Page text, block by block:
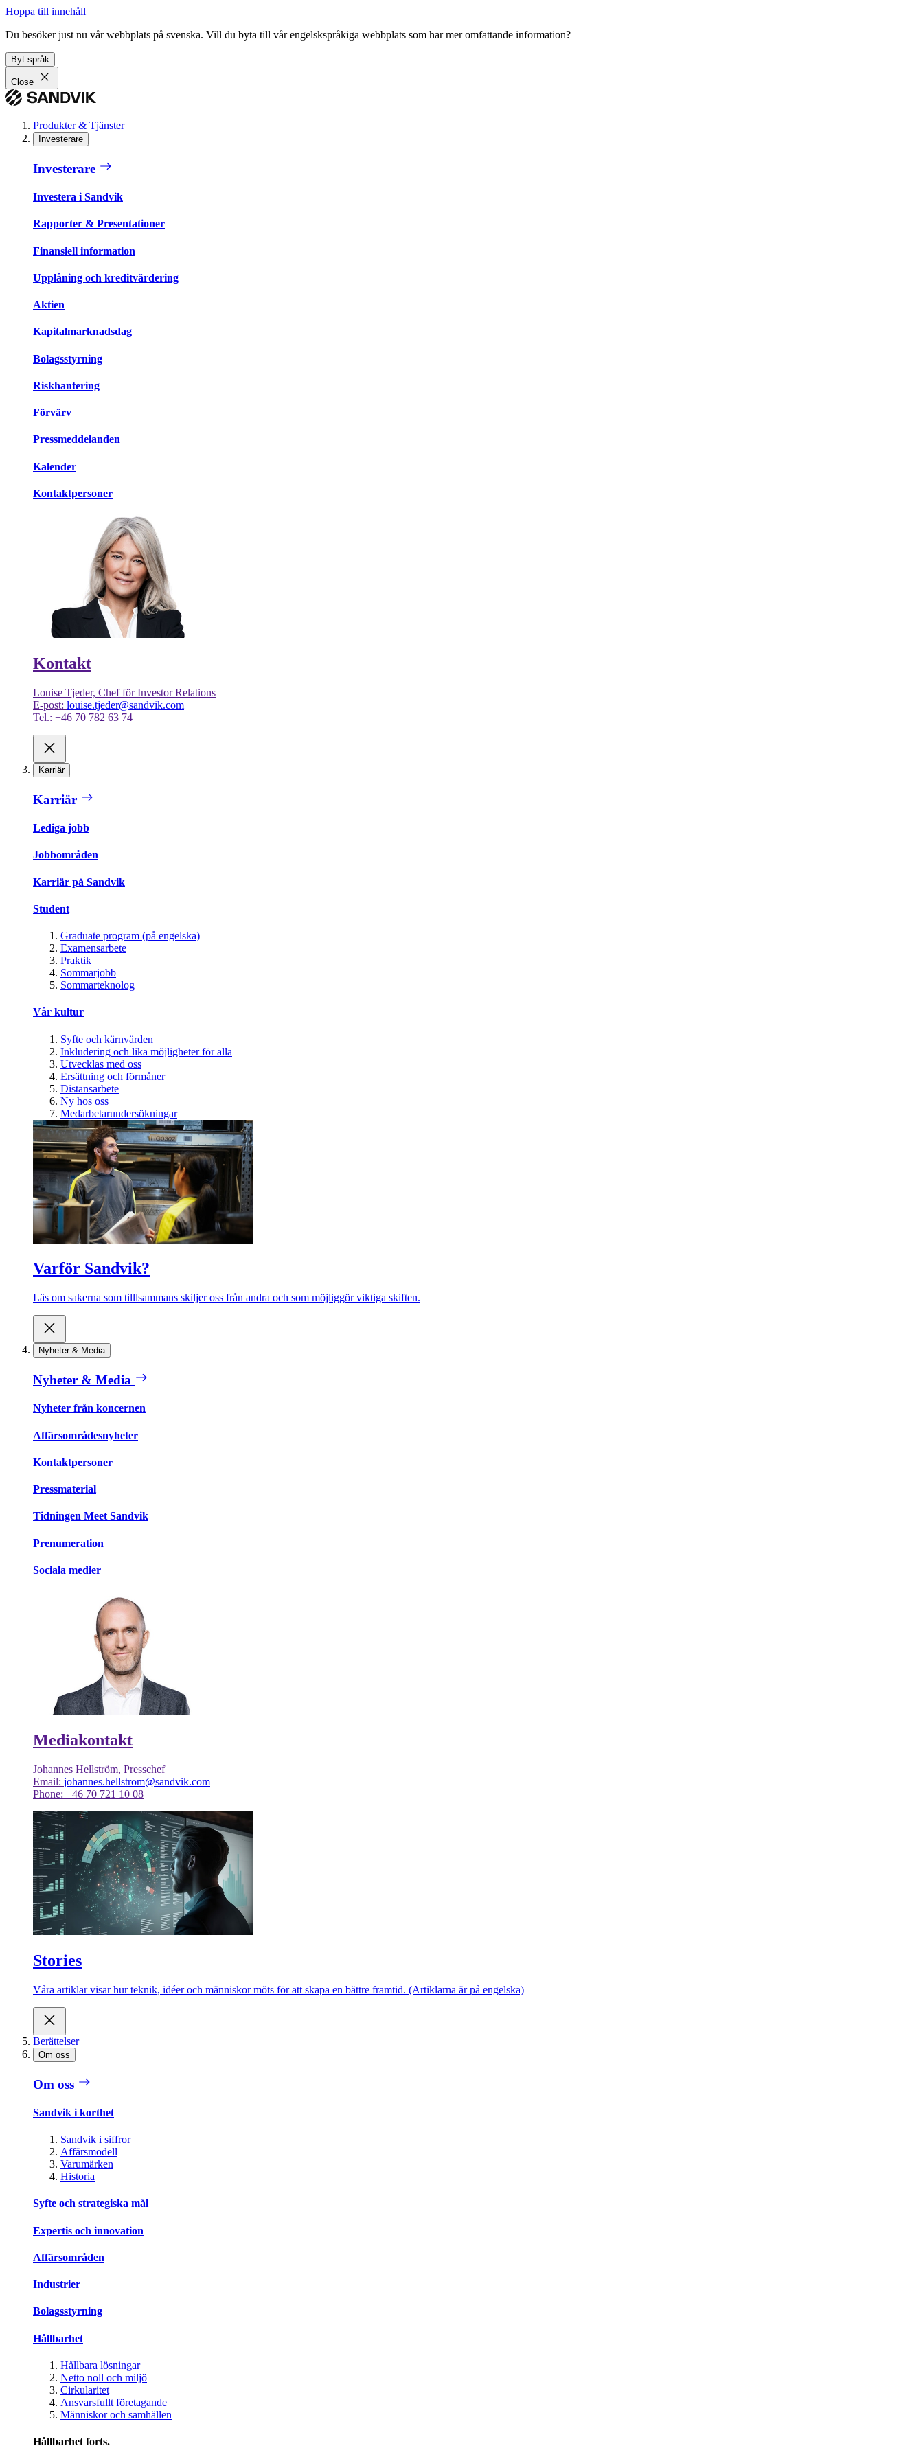
Hoppa till innehåll
Du besöker just nu vår webbplats på svenska. Vill du byta till vår engelskspråkiga webbplats som har mer omfattande information?
Byt språk
Close
Produkter & Tjänster
Investerare
Investerare
Investera i Sandvik
Rapporter & Presentationer
Finansiell information
Upplåning och kreditvärdering
Aktien
Kapitalmarknadsdag
Bolagsstyrning
Riskhantering
Förvärv
Pressmeddelanden
Kalender
Kontaktpersoner
Kontakt
Louise Tjeder, Chef för Investor Relations
E-post: louise.tjeder@sandvik.com
Tel.: +46 70 782 63 74
Karriär
Karriär
Lediga jobb
Jobbområden
Karriär på Sandvik
Student
Graduate program (på engelska)
Examensarbete
Praktik
Sommarjobb
Sommarteknolog
Vår kultur
Syfte och kärnvärden
Inkludering och lika möjligheter för alla
Utvecklas med oss
Ersättning och förmåner
Distansarbete
Ny hos oss
Medarbetarundersökningar
Varför Sandvik?
Läs om sakerna som tilllsammans skiljer oss från andra och som möjliggör viktiga skiften.
Nyheter & Media
Nyheter & Media
Nyheter från koncernen
Affärsområdesnyheter
Kontaktpersoner
Pressmaterial
Tidningen Meet Sandvik
Prenumeration
Sociala medier
Mediakontakt
Johannes Hellström, Presschef
Email: johannes.hellstrom@sandvik.com
Phone: +46 70 721 10 08
Stories
Våra artiklar visar hur teknik, idéer och människor möts för att skapa en bättre framtid. (Artiklarna är på engelska)
Berättelser
Om oss
Om oss
Sandvik i korthet
Sandvik i siffror
Affärsmodell
Varumärken
Historia
Syfte och strategiska mål
Expertis och innovation
Affärsområden
Industrier
Bolagsstyrning
Hållbarhet
Hållbara lösningar
Netto noll och miljö
Cirkularitet
Ansvarsfullt företagande
Människor och samhällen
Hållbarhet forts.